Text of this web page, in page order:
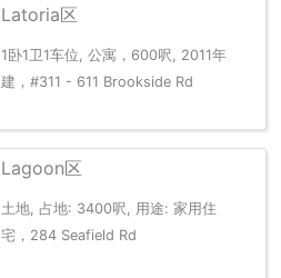
Latoria区
1卧1卫1车位, 公寓，600呎, 2011年
建，#311 - 611 Brookside Rd
Lagoon区
土地, 占地: 3400呎, 用途: 家用住
宅，284 Seafield Rd